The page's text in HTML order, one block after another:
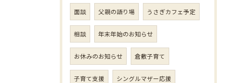
面談 父親の語り場 うさぎカフェ予定
相談 年末年始のお知らせ
お休みのお知らせ 倉敷子育て
子育て支援 シングルマザー応援